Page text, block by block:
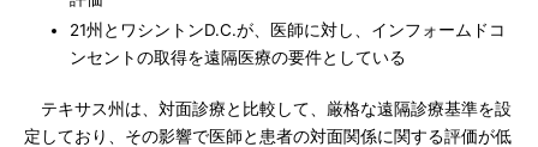
21州とワシントンD.C.が、医師に対し、インフォームドコ
ンセントの取得を遠隔医療の要件としている
テキサス州は、対面診療と比較して、厳格な遠隔診療基準を設
定しており、その影響で医師と患者の対面関係に関する評価が低